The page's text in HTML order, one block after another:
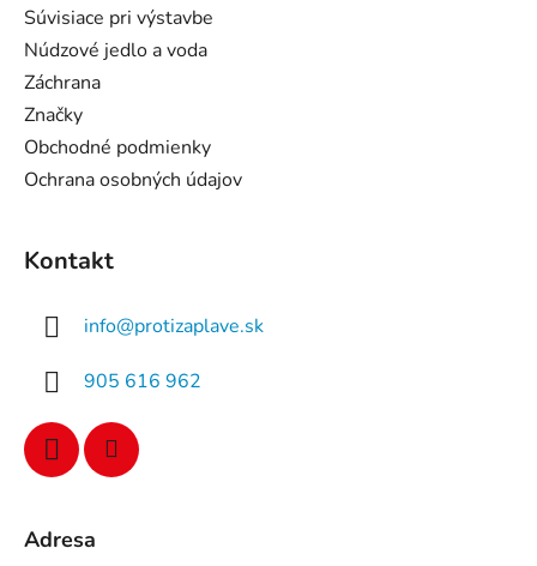
Súvisiace pri výstavbe
Núdzové jedlo a voda
Záchrana
Značky
Obchodné podmienky
Ochrana osobných údajov
Kontakt
info@protizaplave.sk
905 616 962
Adresa